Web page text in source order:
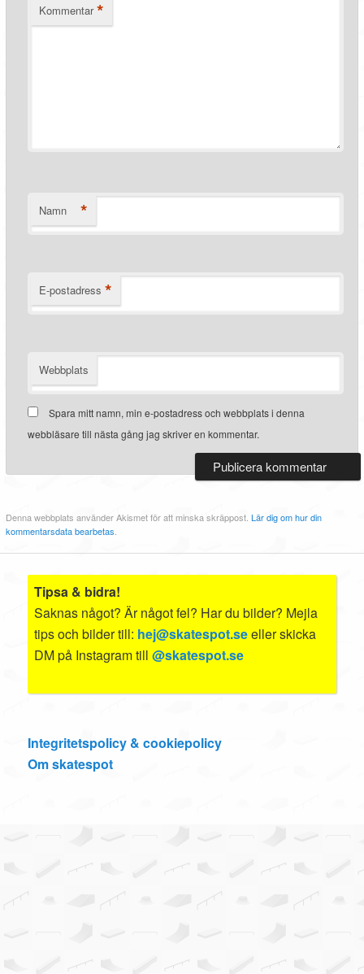
Kommentar *
Namn *
E-postadress *
Webbplats
Spara mitt namn, min e-postadress och webbplats i denna
webbläsare till nästa gång jag skriver en kommentar.
Denna webbplats använder Akismet för att minska skräppost.Lär dig om hur din
kommentarsdata bearbetas.
Tipsa & bidra!
Saknas något? Är något fel? Har du bilder? Mejla
tips och bilder till: hej@skatespot.seeller skicka
DM på Instagram till@skatespot.se
Integritetspolicy & cookiepolicy
Om skatespot